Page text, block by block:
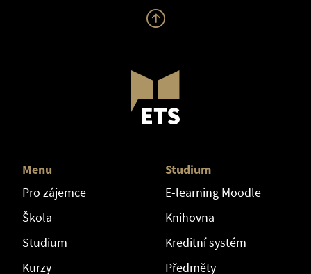
Menu
Pro zájemce
Škola
Studium
Kurzy
Studium
E-learning Moodle
Knihovna
Kreditní systém
Předměty